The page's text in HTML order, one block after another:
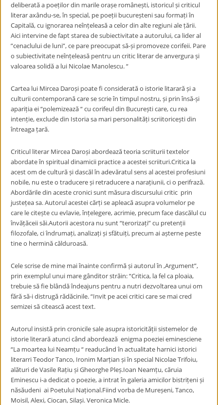
deliberată a poeților din marile orașe românești, istoricul și criticul
literar axându-se, în special, pe poeții bucureșteni sau formați în
Capitală, cu ignorarea neînțeleasă a celor din alte regiuni ale țării.
Aici intervine de fapt starea de subiectivitate a autorului, ca lider al
”cenaclului de luni”, ce pare preocupat să-și promoveze corifeii. Pare
o subiectivitate neînțeleasă pentru un critic literar de anvergura și
valoarea solidă a lui Nicolae Manolescu. “
Cartea lui Mircea Daroși poate fi considerată o istorie litarară și a
culturii contemporană care se scrie în timpul nostru, și prin însă-și
apariția ei “polemizează “ cu corifeul din București care, cu rea
intenție, exclude din Istoria sa mari personalități scriitoricești din
întreaga țară.
Criticul literar Mircea Daroși abordează teoria scriiturii textelor
abordate în spiritual dinamicii practice a acestei scriituri.Critica la
acest om de cultură și dascăl în adevăratul sens al acestei profesiuni
nobile, nu este o traducere și retraducere a narațiunii, ci o perifrază.
Abordările din aceste cronici sunt măsura discursului critic prin
justețea sa. Autorul acestei cărți se apleacă asupra volumelor pe
care le citește cu evlavie, înțelegere, acrimie, precum face dascălul cu
învățăceii săi.Autorii acestora nu sunt “terorizați” cu pretenții
filozofale, ci îndrumați, analizați și sfătuiți, precum ai așterne peste
tine o hermină călduroasă.
Cele scrise de mine mai înainte confirmă și autorul în ‚Argument”,
prin exemplul unui mare gânditor străin: “Critica, la fel ca ploaia,
trebuie să fie blândă îndeajuns pentru a nutri dezvoltarea unui om
fără să-i distrugă rădăcinile. “Invit pe acei critici care se mai cred
semizei să citească acest text.
Autorul insistă prin cronicile sale asupra istoricității sistemelor de
istorie literară atunci când abordează enigma poeziei eminesciene
“La moartea lui Neamțu “ readucând în actualitate harnici istorici
literarri Teodor Tanco, Ironim Marțian și în special Nicolae Trifoiu,
alături de Vasile Rațiu și Gheorghe Pleș.Ioan Neamțu, căruia
Eminescu i-a dedicat o poezie, a intrat în galeria amicilor bistrițeni și
năsăudeni ai Poetului Național.Fiind vorba de Mureșeni, Tanco,
Moisil, Alexi, Ciocan, Silași. Veronica Micle.